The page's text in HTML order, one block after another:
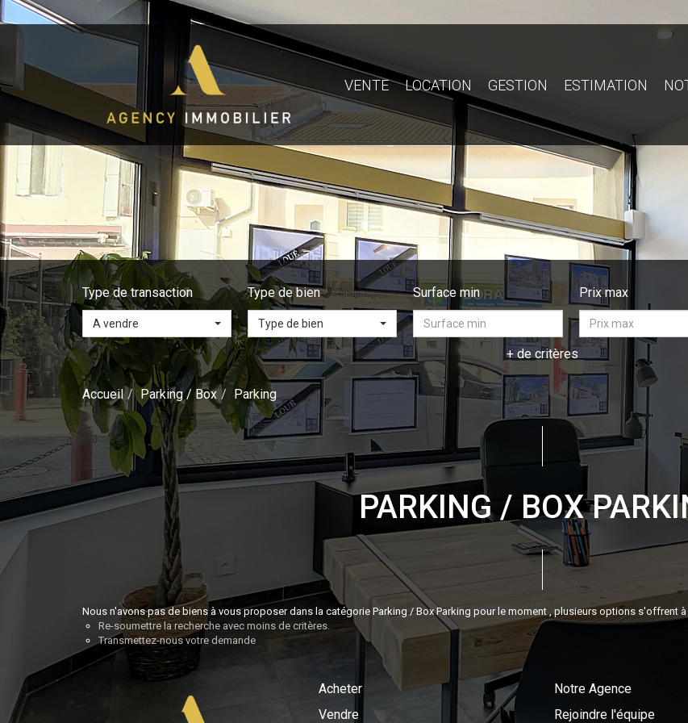
VENTE LOCATION GESTION ESTIMATION
Type de transaction
A vendre
Type de bien
Type de bien
Surface min Prix max
+ de critères
Accueil Parking / Box Parking
PARKING / BOX
Nous n'avons pas de biens à vous proposer dans la catégorie Parking / Box Parking pour le moment , plusieurs options s'offrent à
Re-soumettre la recherche avec moins de critères.
Transmettez-nous votre demande
Acheter
Vendre
Notre Agence
Rejoindre l'équipe